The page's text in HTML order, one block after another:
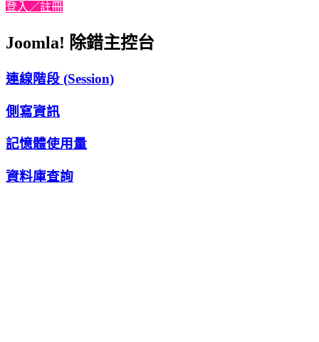
登入／註冊
Joomla! 除錯主控台
連線階段 (Session)
側寫資訊
記憶體使用量
資料庫查詢